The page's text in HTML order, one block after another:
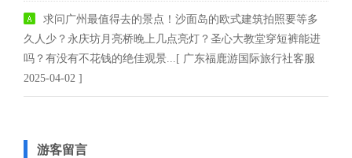
求问广州最值得去的景点！沙面岛的欧式建筑拍照要等多
久人少？永庆坊月亮桥晚上几点亮灯？圣心大教堂穿短裤能进
吗？有没有不花钱的绝佳观景...[ 广东福鹿游国际旅行社客服
2025-04-02 ]
游客留言